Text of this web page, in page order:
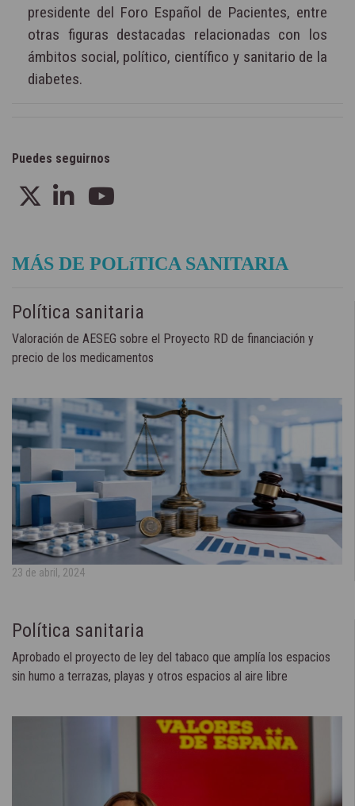
presidente del Foro Español de Pacientes, entre
otras figuras destacadas relacionadas con los
ámbitos social, político, científico y sanitario de la
diabetes.
Puedes seguirnos
MÁS DE POLíTICA SANITARIA
Política sanitaria
Valoración de AESEG sobre el Proyecto RD de financiación y
precio de los medicamentos
23 de abril, 2024
Política sanitaria
Aprobado el proyecto de ley del tabaco que amplía los espacios
sin humo a terrazas, playas y otros espacios al aire libre